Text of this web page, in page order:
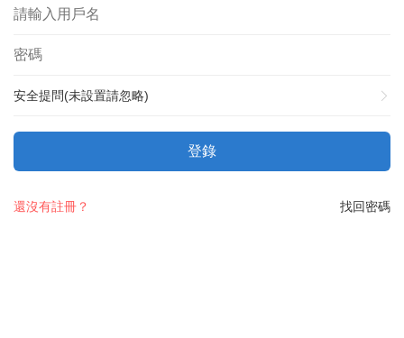
安全提問(未設置請忽略)
登錄
找回密碼
還沒有註冊？